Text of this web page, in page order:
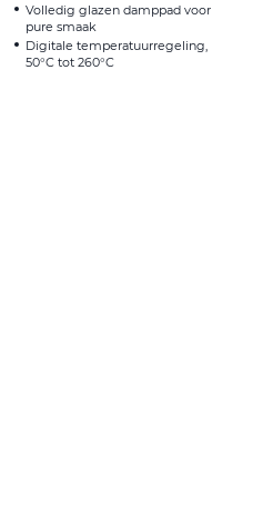
Volledig glazen damppad voor
pure smaak
Digitale temperatuurregeling,
50°C tot 260°C